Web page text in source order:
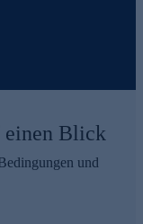
einen Blick
und